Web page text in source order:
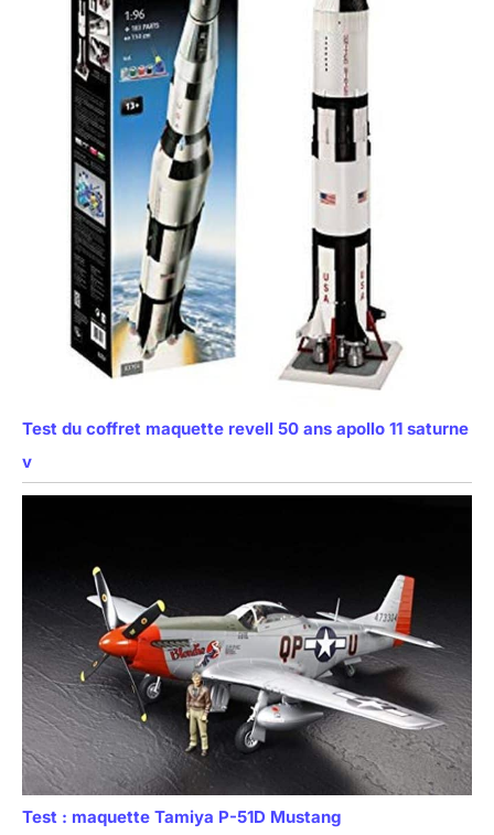
Test du coffret maquette revell 50 ans apollo 11 saturne
v
Test : maquette Tamiya P-51D Mustang